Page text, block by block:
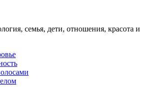
семья, дети, отношения, красота и